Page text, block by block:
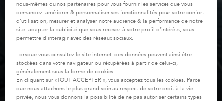
TROUVER VOTRE MODÈLE
DE VOILIER JEANNEAU
(4 bateaux maximum)
nous-mêmes ou nos partenaires pour vous fournir les services que vous
demandez, améliorer & personnaliser ses fonctionnalités pour votre confort
d’utilisation, mesurer et analyser notre audience & la performance de notre
site, adapter la publicité que vous recevez à votre profil d’intérêts, vous
permettre d’interagir avec des réseaux sociaux.
Lorsque vous consultez le site internet, des données peuvent ainsi être
stockées dans votre navigateur ou récupérées à partir de celui-ci,
généralement sous la forme de cookies.
En cliquant sur «TOUT ACCEPTER », vous acceptez tous les cookies. Parce
que nous attachons le plus grand soin au respect de votre droit à la vie
privée, nous vous donnons la possibilité de ne pas autoriser certains types